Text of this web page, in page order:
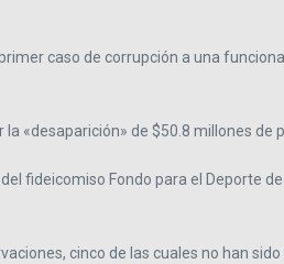
caso de corrupción a una
«desaparición» de $50.8 millones de
fideicomiso Fondo para el Deporte
cinco de las cuales no han